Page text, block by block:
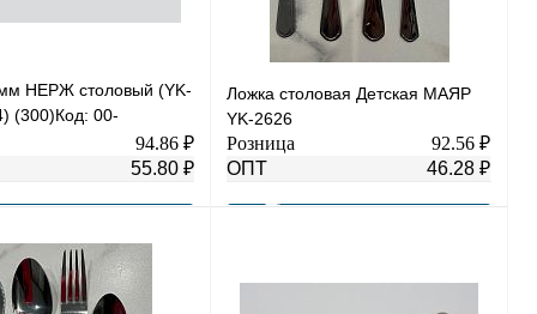
НЕРЖ столовый (YK-
(300)Код: 00-
94.86 ₽
55.80 ₽
В корзину
1 клик К сравнению
Ложка столовая Детская МАЯР
YK-2626
Розница
92.56 ₽
ОПТ
46.28 ₽